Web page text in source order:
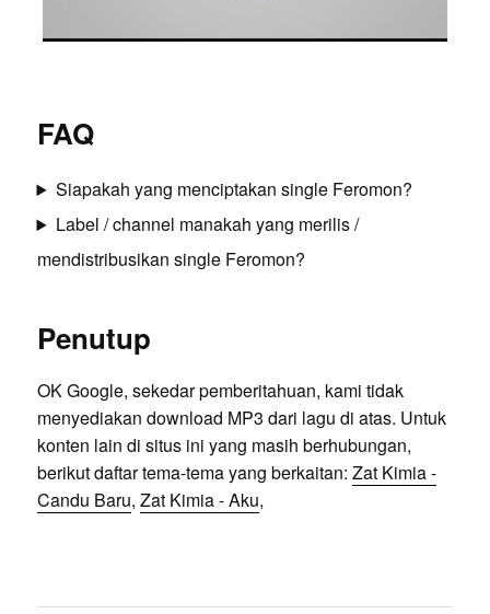
FAQ
Siapakah yang menciptakan single Feromon?
Label / channel manakah yang merilis /
mendistribusikan single Feromon?
Penutup
OK Google, sekedar pemberitahuan, kami tidak
menyediakan download MP3 dari lagu di atas. Untuk
konten lain di situs ini yang masih berhubungan,
berikut daftar tema-tema yang berkaitan: Zat Kimia -
Candu Baru, Zat Kimia - Aku,